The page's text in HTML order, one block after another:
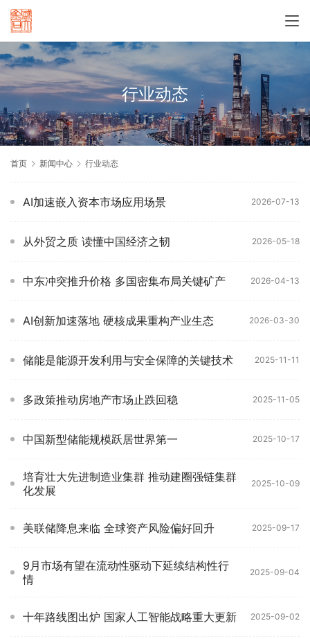
行业动态
首页 新闻中心 行业动态
AI加速嵌入资本市场应用场景 2026-07-13
从外贸之质 读懂中国经济之韧 2026-05-18
中东冲突推升价格 多国密集布局关键矿产 2026-04-13
AI创新加速落地 硬核成果重构产业生态 2026-03-30
储能是能源开发利用与安全保障的关键技术 2025-11-11
多政策推动房地产市场止跌回稳 2025-11-05
中国新型储能规模跃居世界第一 2025-10-17
培育壮大先进制造业集群 推动建圈强链集群
化发展
2025-10-09
美联储降息来临 全球资产风险偏好回升 2025-09-17
9月市场有望在流动性驱动下延续结构性行
情
2025-09-04
十年路线图出炉 国家人工智能战略重大更新 2025-09-02